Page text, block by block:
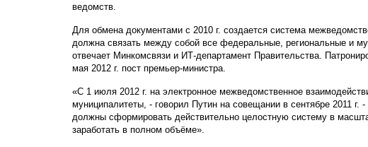
ведомств.
Для обмена документами с 2010 г. создается система
должна связать между собой все федеральные, региональные и
отвечает Минкомсвязи и ИТ-департамент Правительства.
мая 2012 г. пост премьер-министра.
«С 1 июля 2012 г. на электронное межведомственное
муниципалитеты, - говорил Путин на совещании в сентябре 2011
должны сформировать действительно целостную систему в
заработать в полном объёме».